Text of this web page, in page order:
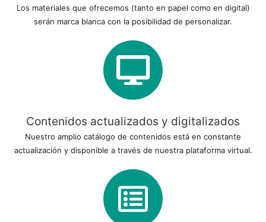
Los materiales que ofrecemos (tanto en papel como en digital)
serán marca blanca con la posibilidad de personalizar.
Contenidos actualizados y digitalizados
Nuestro amplio catálogo de contenidos está en constante
actualización y disponible a través de nuestra plataforma virtual.